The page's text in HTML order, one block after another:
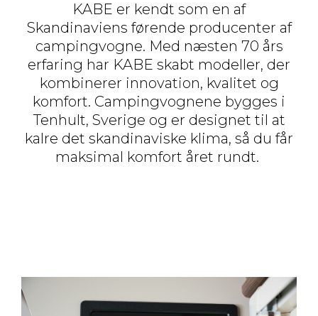
KABE er kendt som en af
Skandinaviens førende producenter af
campingvogne. Med næsten 70 års
erfaring har KABE skabt modeller, der
kombinerer innovation, kvalitet og
komfort. Campingvognene bygges i
Tenhult, Sverige og er designet til at
kalre det skandinaviske klima, så du får
maksimal komfort året rundt.